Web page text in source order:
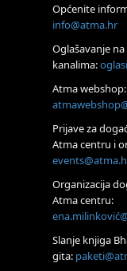
Postanite
Visoko
Alemka
Zagreb
HOD PO
SoulFest –
Radoboj
Noćna šumska
Zagreb
Općenite
info@atma.hr
Oglašavanje
kanalima:
Atma webshop:
Prijave za
Atma centru i
Organizacija
Atma centru:
Slanje knjiga
gita: